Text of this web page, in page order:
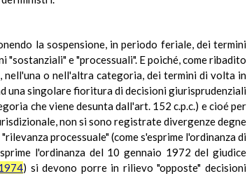
la sospensione, in periodo feriale, dei termini
e "processuali". E poiché, come ribadito
o nell'altra categoria, dei termini di volta in
una singolare fioritura di decisioni giurisprudenziali
che viene desunta dall'art. 152 c.p.c.) e cioé per
non si sono registrate divergenze degne
processuale" (come s'esprime l'ordinanza di
l'ordinanza del 10 gennaio 1972 del giudice
) si devono porre in rilievo "opposte" decisioni